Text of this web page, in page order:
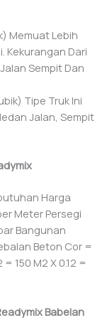
Memuat Lebih
Kekurangan Dari
Sempit Dan
Tipe Truk Ini
Jalan, Sempit
Harga
Meter Persegi
Bangunan
Beton Cor =
= 150 M2 X 0.12 =
Babelan